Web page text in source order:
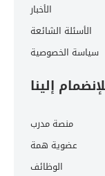
الأخبار
الأسئلة الشائعة
سياسة الخصوصية
إلينا
منصة مدرب
عضوية همة
الوظائف